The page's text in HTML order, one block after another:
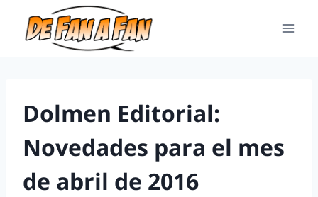
Dolmen Editorial:
Novedades para el mes
de abril de 2016